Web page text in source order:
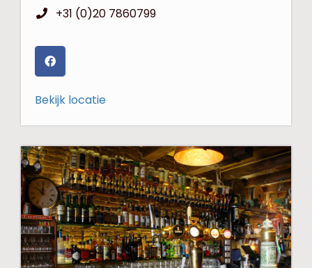
+31 (0)20 7860799
Bekijk locatie